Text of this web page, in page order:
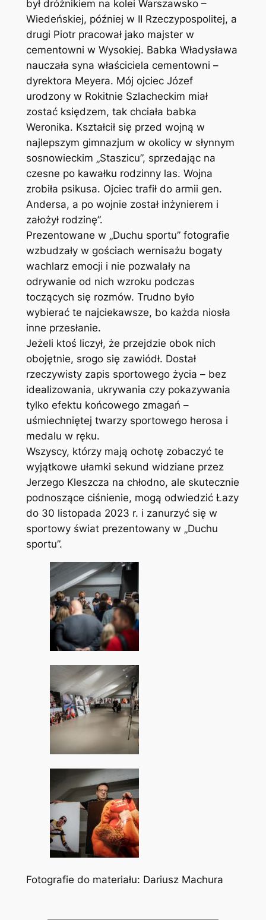
był dróżnikiem na kolei Warszawsko –
Wiedeńskiej, później w II Rzeczypospolitej, a
drugi Piotr pracował jako majster w
cementowni w Wysokiej. Babka Władysława
nauczała syna właściciela cementowni –
dyrektora Meyera. Mój ojciec Józef
urodzony w Rokitnie Szlacheckim miał
zostać księdzem, tak chciała babka
Weronika. Kształcił się przed wojną w
najlepszym gimnazjum w okolicy w słynnym
sosnowieckim „Staszicu”, sprzedając na
czesne po kawałku rodzinny las. Wojna
zrobiła psikusa. Ojciec trafił do armii gen.
Andersa, a po wojnie został inżynierem i
założył rodzinę”.
Prezentowane w „Duchu sportu” fotografie
wzbudzały w gościach wernisażu bogaty
wachlarz emocji i nie pozwalały na
odrywanie od nich wzroku podczas
toczących się rozmów. Trudno było
wybierać te najciekawsze, bo każda niosła
inne przesłanie.
Jeżeli ktoś liczył, że przejdzie obok nich
obojętnie, srogo się zawiódł. Dostał
rzeczywisty zapis sportowego życia – bez
idealizowania, ukrywania czy pokazywania
tylko efektu końcowego zmagań –
uśmiechniętej twarzy sportowego herosa i
medalu w ręku.
Wszyscy, którzy mają ochotę zobaczyć te
wyjątkowe ułamki sekund widziane przez
Jerzego Kleszcza na chłodno, ale skutecznie
podnoszące ciśnienie, mogą odwiedzić Łazy
do 30 listopada 2023 r. i zanurzyć się w
sportowy świat prezentowany w „Duchu
sportu”.
Fotografie do materiału: Dariusz Machura